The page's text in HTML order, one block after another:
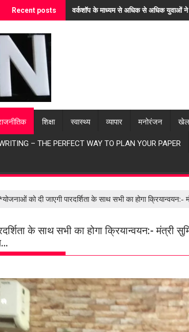
Recent posts वर्कशॉप के माध्यम से अधिक से अधिक युवाओं ने
शिक्षा स्वास्थ्य व्यापार मनोरंजन खेल
– THE PERFECT WAY TO PLAN YOUR PAPER
को दी जाएगी पारदर्शिता के साथ सभी का होगा
के साथ सभी का होगा क्रियान्वयन:- मंत्री